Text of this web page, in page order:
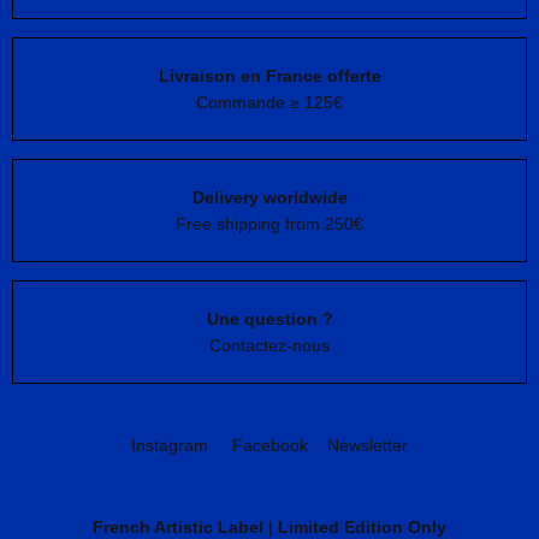
Livraison en France offerte
Commande ≥ 125€
Delivery worldwide
Free shipping from 250€
Une question ?
Contactez-nous
Instagram Facebook Newsletter
French Artistic Label | Limited Edition Only